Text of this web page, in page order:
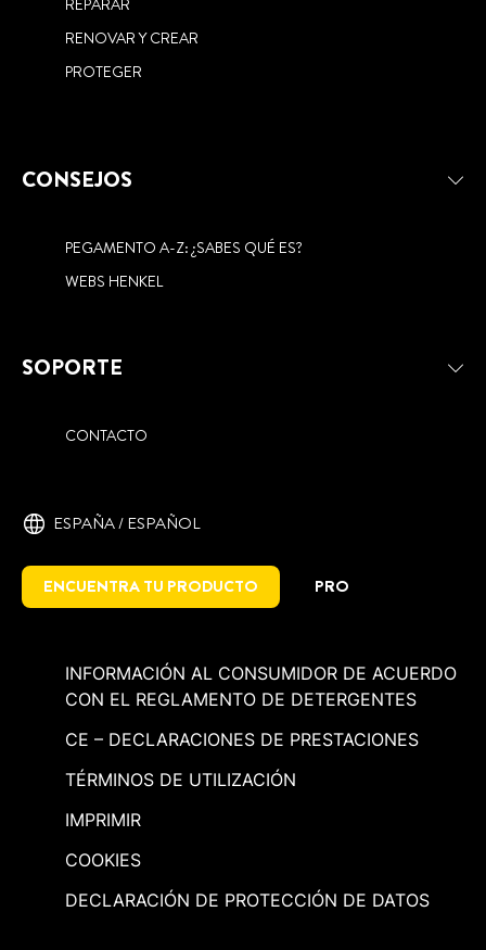
REPARAR
RENOVAR Y CREAR
PROTEGER
CONSEJOS
PEGAMENTO A-Z: ¿SABES QUÉ ES?
WEBS HENKEL
SOPORTE
CONTACTO
ESPAÑA / ESPAÑOL
ENCUENTRA TU PRODUCTO PRO
INFORMACIÓN AL CONSUMIDOR DE ACUERDO
CON EL REGLAMENTO DE DETERGENTES
CE – DECLARACIONES DE PRESTACIONES
TÉRMINOS DE UTILIZACIÓN
IMPRIMIR
COOKIES
DECLARACIÓN DE PROTECCIÓN DE DATOS